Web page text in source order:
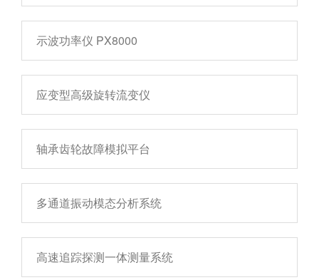
示波功率仪 PX8000
应变型高级旋转流变仪
轴承齿轮故障模拟平台
多通道振动模态分析系统
高速追踪探测一体测量系统